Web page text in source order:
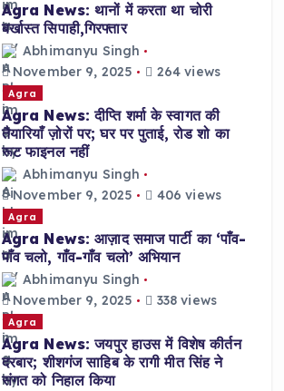
Agra News: थानों में करता था चोरी
बर्खास्त सिपाही,गिरफ्तार
Abhimanyu Singh
November 9, 2025
264 views
Agra
Agra News: दीप्ति शर्मा के स्वागत की
तैयारियाँ ज़ोरों पर; घर पर पुताई, रोड शो का
रूट फाइनल नहीं
Abhimanyu Singh
November 9, 2025
406 views
Agra
Agra News: आज़ाद समाज पार्टी का ‘पाँव-
पाँव चलो, गाँव-गाँव चलो’ अभियान
Abhimanyu Singh
November 9, 2025
338 views
Agra
Agra News: जयपुर हाउस में विशेष कीर्तन
दरबार; शीशगंज साहिब के रागी मीत सिंह ने
संगत को निहाल किया